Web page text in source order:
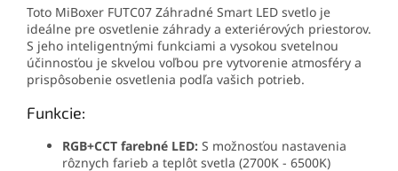
Toto MiBoxer FUTC07 Záhradné Smart LED svetlo je
ideálne pre osvetlenie záhrady a exteriérových priestorov.
S jeho inteligentnými funkciami a vysokou svetelnou
účinnosťou je skvelou voľbou pre vytvorenie atmosféry a
prispôsobenie osvetlenia podľa vašich potrieb.
Funkcie:
RGB+CCT farebné LED: S možnosťou nastavenia
rôznych farieb a teplôt svetla (2700K - 6500K)